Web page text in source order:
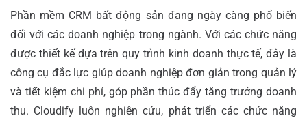
Phần mềm CRM bất động sản đang ngày càng phổ biến
đối với các doanh nghiệp trong ngành. Với các chức năng
được thiết kế dựa trên quy trình kinh doanh thực tế, đây là
công cụ đắc lực giúp doanh nghiệp đơn giản trong quản lý
và tiết kiệm chi phí, góp phần thúc đẩy tăng trưởng doanh
thu. Cloudify luôn nghiên cứu, phát triển các chức năng